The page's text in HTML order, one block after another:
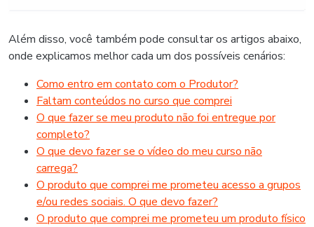
Além disso, você também pode consultar os artigos abaixo,
onde explicamos melhor cada um dos possíveis cenários:
Como entro em contato com o Produtor?
Faltam conteúdos no curso que comprei
O que fazer se meu produto não foi entregue por
completo?
O que devo fazer se o vídeo do meu curso não
carrega?
O produto que comprei me prometeu acesso a grupos
e/ou redes sociais. O que devo fazer?
O produto que comprei me prometeu um produto físico